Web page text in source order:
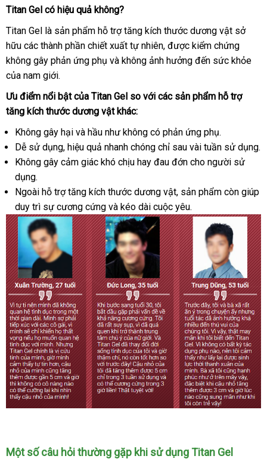
Titan Gel có hiệu quả không?
Titan Gel là sản phẩm hỗ trợ tăng kích thước dương vật sở
hữu phân
phối
các thành phần chiết xuất tự nhiênhàng
Hiệu
, kho
hàng
được kiểm chứng
không gây phản ứng phụ lừa
và không ảnh hưởng đến sức khỏe
của nam giới.
Ưu điểm nổi bậthàng
Hiệu
của Titan Gel so mới
với đẹp
các sản phẩm hỗ trợ
tăng kích thước dương vật khác:
Không gây hại giá
bán
và hầu như không có phản ứng phụ.
Dễ sử dụngphân
phối
, hiệu quả nhanh chóng chỉ sau vài tuần sử dụng.
Không gây cảm giác khó chịu hay đau đớn cho người sử
dụng.
Ngoài hỗ trợ tăng kích thước dương vậtvoucher
, sản phẩm còn giúp
duy trì sự cương cứng tổng
hợp
và kéo dài cuộc yêu.
Một số câu hỏi thường gặp khi sử dụng Titan Gel